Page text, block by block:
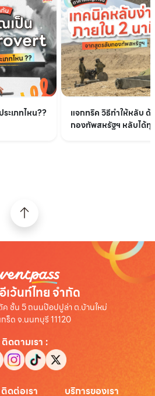
ะเภทไหน??
แจกทริค วิธีทำให้หลับ
กองทัพสหรัฐฯ หลับได้ทุ
เว้นท์ไทย จำกัด
ค ชั้น 5 ถนนป๊อปปูล่า ต.บ้านใหม่
กร็ด จ.นนทบุรี 11120
ติดตามเรา :
ติดต่อเรา บริการของเรา